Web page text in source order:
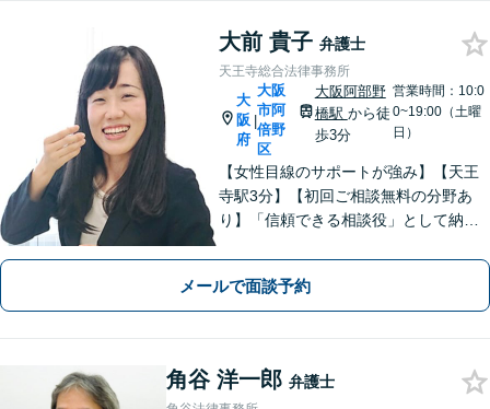
大前 貴子 弁護士
天王寺総合法律事務所
大
阪
府
|
大阪
市阿
倍野
区
大阪阿部野
橋駅 から徒
歩3分
営業時間：10:0
0~19:00（土曜
日）
【女性目線のサポートが強み】【天王
寺駅3分】【初回ご相談無料の分野あ
り】「信頼できる相談役」として納得
づくりを心がけます【借金・債務整
理】経済状況に応じて適切な解決策を
ご提案します
メールで面談予約
角谷 洋一郎 弁護士